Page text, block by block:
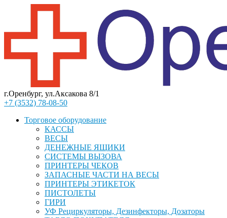
г.Оренбург, ул.Аксакова 8/1
+7 (3532) 78-08-50
Торговое оборудование
КАССЫ
ВЕСЫ
ДЕНЕЖНЫЕ ЯЩИКИ
СИСТЕМЫ ВЫЗОВА
ПРИНТЕРЫ ЧЕКОВ
ЗАПАСНЫЕ ЧАСТИ НА ВЕСЫ
ПРИНТЕРЫ ЭТИКЕТОК
ПИСТОЛЕТЫ
ГИРИ
УФ Рециркуляторы, Дезинфекторы, Дозаторы